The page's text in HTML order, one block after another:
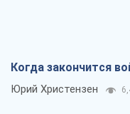
Когда закончится
Юрий Христензен